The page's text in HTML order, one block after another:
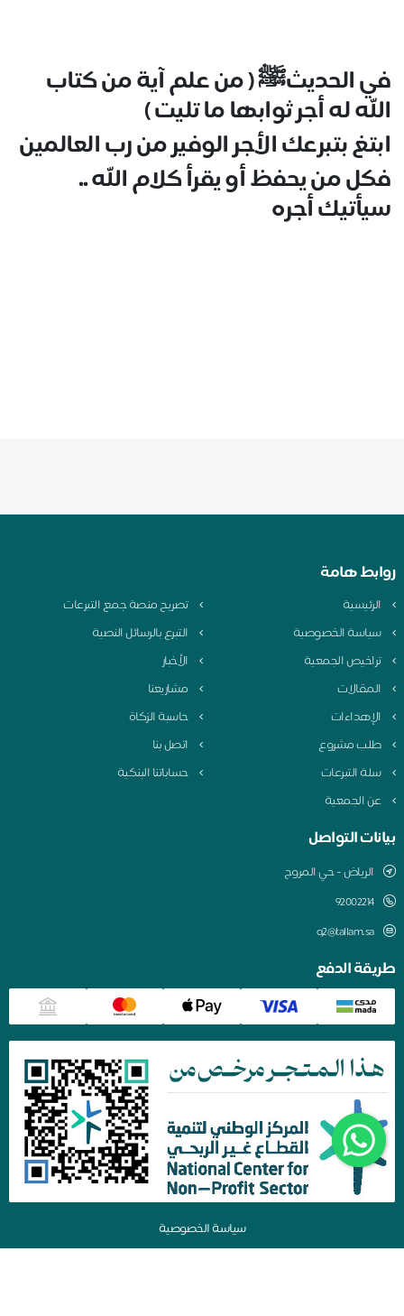
في الحديثﷺ ( من علم آية من كتاب
الله له أجر ثوابها ما تليت )
ابتغ بتبرعك الأجر الوفير من رب العالمين
فكل من يحفظ أو يقرأ كلام الله ..
سيأتيك أجره
روابط هامة
الرئيسية
تصريح منصة جمع التبرعات
سياسة الخصوصية
التبرع بالرسائل النصية
تراخيص الجمعية
الأخبار
المقالات
مشاريعنا
الإهداءات
حاسبة الزكاة
طلب مشروع
اتصل بنا
سلة التبرعات
حساباتنا البنكية
عن الجمعية
بيانات التواصل
الرياض - حي المروج
⁦92002214
q2@tallam.sa
طريقة الدفع
سياسة الخصوصية